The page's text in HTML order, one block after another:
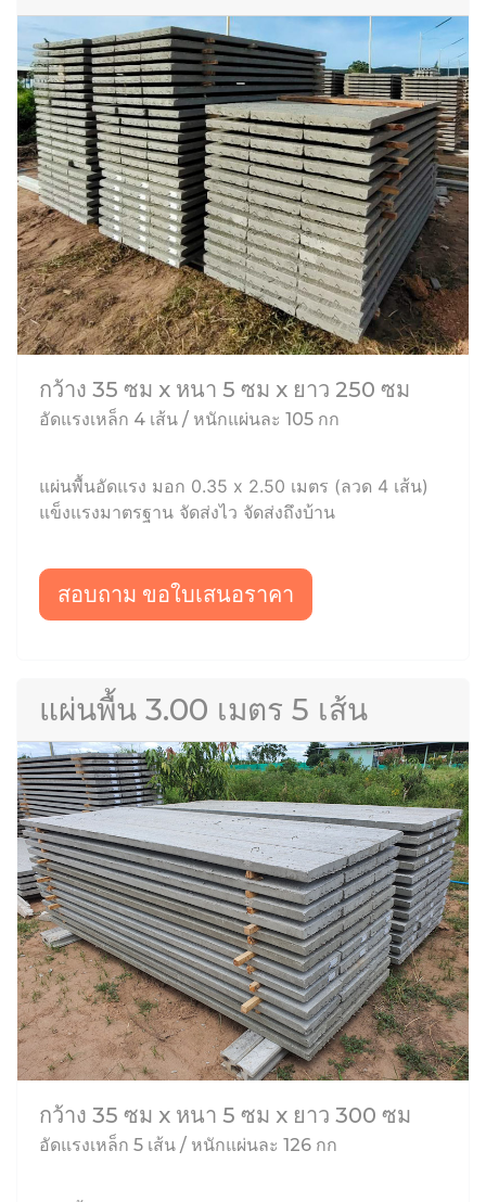
กว้าง 35 ซม x หนา 5 ซม x ยาว 250 ซม
อัดแรงเหล็ก 4 เส้น / หนักแผ่นละ 105 กก
แผ่นพื้นอัดแรง มอก 0.35 x 2.50 เมตร (ลวด 4 เส้น)
แข็งแรงมาตรฐาน จัดส่งไว จัดส่งถึงบ้าน
สอบถาม ขอใบเสนอราคา
แผ่นพื้น 3.00 เมตร 5 เส้น
กว้าง 35 ซม x หนา 5 ซม x ยาว 300 ซม
อัดแรงเหล็ก 5 เส้น / หนักแผ่นละ 126 กก